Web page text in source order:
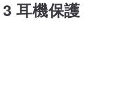
耳機保護